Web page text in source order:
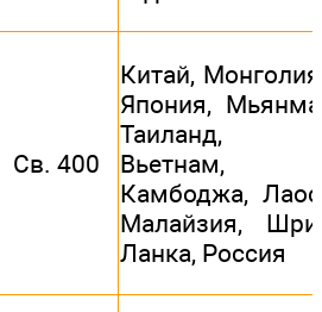
Св. 400
Китай,
Япония,
Таиланд,
Вьетнам,
Камбоджа,
Малайзия,
Ланка, Россия